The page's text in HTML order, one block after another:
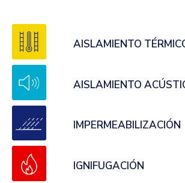
AISLAMIENTO
AISLAMIENTO
IMPERMEABILIZACIÓN
IGNIFUGACIÓN